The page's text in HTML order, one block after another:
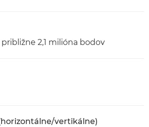
približne 2,1 milióna bodov
vertikálne)